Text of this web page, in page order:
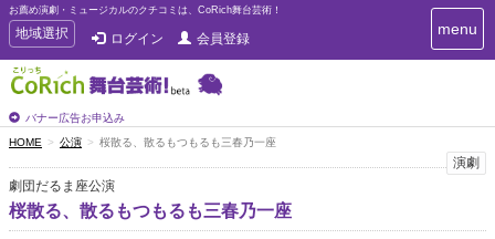
お薦め演劇・ミュージカルのクチコミは、CoRich舞台芸術！
T
o
g
g
e
n
a
v
i
g
地域選択 ログイン 会員登録
バナー広告お申込み
T
o
i
menu
HOME 公演 桜散る、散るもつもるも三春乃一座
演劇
劇団だるま座公演
桜散る、散るもつもるも三春乃一座